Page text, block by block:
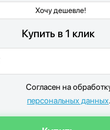
Хочу дешевле!
Купить в 1 клик
Согласен на
персональных данных.